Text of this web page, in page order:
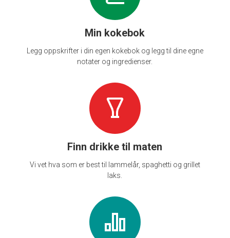
Min kokebok
Legg oppskrifter i din egen kokebok og legg til dine egne
notater og ingredienser.
Finn drikke til maten
Vi vet hva som er best til lammelår, spaghetti og grillet
laks.